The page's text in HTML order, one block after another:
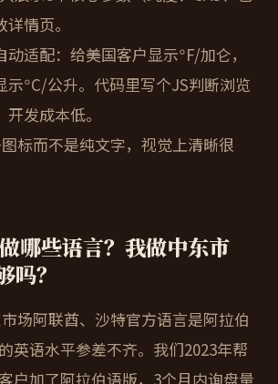
情页。
适配：给美国客户显示°F/加仑，
示°C/公升。代码里写个JS判断浏览
发成本低。
标而不是纯文字，视觉上清晰很
哪些语言？我做中东市
吗？
场阿联酋、沙特官方语言是阿拉伯
英语水平参差不齐。我们2023年帮
户加了阿拉伯语版，3个月内询盘量